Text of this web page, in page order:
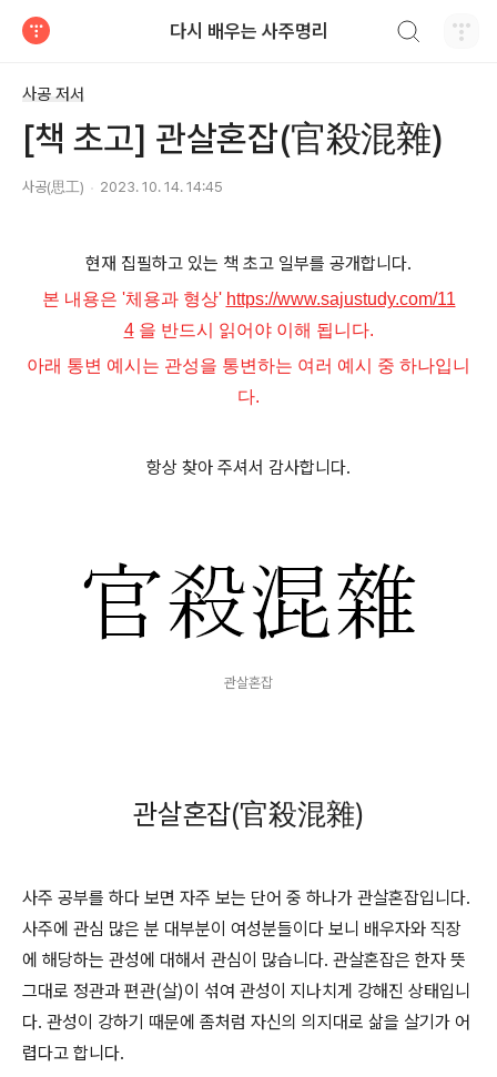
다시 배우는 사주명리
사공 저서
[책 초고] 관살혼잡(官殺混雜)
사공(思工) 2023. 10. 14. 14:45
현재 집필하고 있는 책 초고 일부를 공개합니다.
본 내용은 '체용과 형상' https://www.sajustudy.com/11
4을 반드시 읽어야 이해 됩니다.
아래 통변 예시는 관성을 통변하는 여러 예시 중 하나입니
다.
항상 찾아 주셔서 감사합니다.
관살혼잡
관살혼잡(官殺混雜)
사주 공부를 하다 보면 자주 보는 단어 중 하나가 관살혼잡입니다.
사주에 관심 많은 분 대부분이 여성분들이다 보니 배우자와 직장
에 해당하는 관성에 대해서 관심이 많습니다. 관살혼잡은 한자 뜻
그대로 정관과 편관(살)이 섞여 관성이 지나치게 강해진 상태입니
다. 관성이 강하기 때문에 좀처럼 자신의 의지대로 삶을 살기가 어
렵다고 합니다.